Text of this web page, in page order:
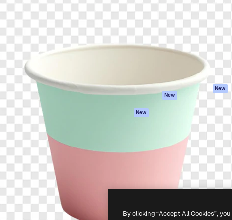
criativa para você direcionar
entre criativos, empresas,
estúdios.
Assistente de IA
MCP para
New
New
Termos e
condições
Política de
privacidade
Originais
New
Política de
confiabilidade
Afiliados
Empresas
2010-2026Freepik Company S.L.U. Todos os direitos reservados.
By clicking “Accept All Cookies”,